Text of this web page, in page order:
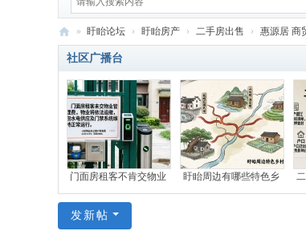
盱
眙
网
» 盱眙论坛 › 盱眙房产 › 二手房出售 › 惠源居 商
社区广播台
门面房租客不肯交物业 盱眙周边有哪些特色乡
发新帖